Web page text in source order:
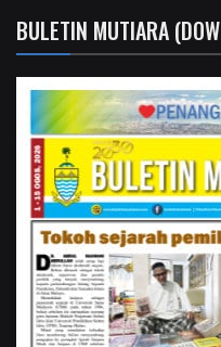
BULETIN MUTIARA